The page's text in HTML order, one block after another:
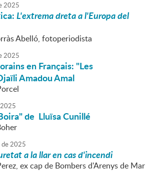
2025
L'extrema dreta a l'Europa del
Abelló, fotoperiodista
2025
en Français: "Les
Amadou Amal
2025
de Lluïsa Cunillé
de2025
a la llar en cas d'incendi
ex cap de Bombers d'Arenys de Mar